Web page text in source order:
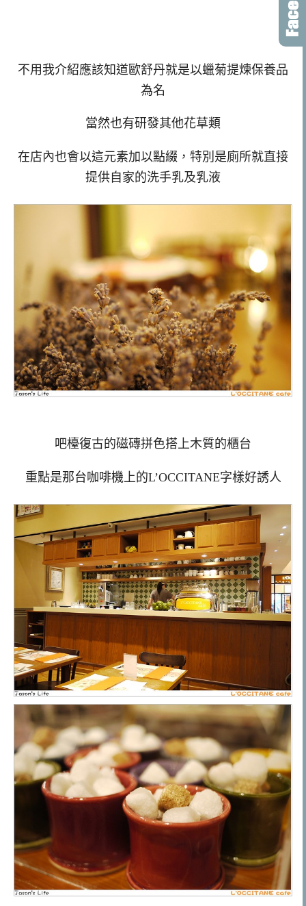
不用我介紹應該知道歐舒丹就是以蠟菊提煉保養品
為名
當然也有研發其他花草類
在店內也會以這元素加以點綴，特別是廁所就直接
提供自家的洗手乳及乳液
吧檯復古的磁磚拼色搭上木質的櫃台
重點是那台咖啡機上的L’OCCITANE字樣好誘人